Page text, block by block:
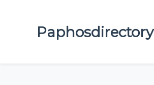
Paphosdirectory